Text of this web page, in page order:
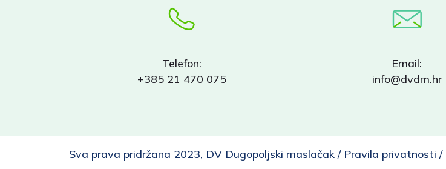
Telefon:
+385 21 470 075
Email:
info@dvdm.hr
Sva prava pridržana 2023, DV Dugopoljski maslačak / Pravila privatnosti /